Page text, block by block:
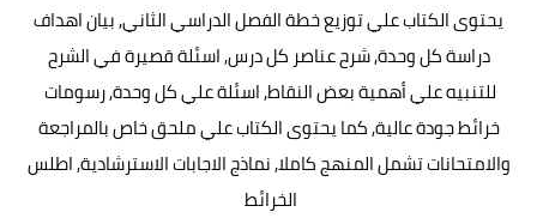
يحتوى الكتاب علي توزيع خطة الفصل الدراسي الثاني, بيان اهداف
دراسة كل وحدة, شرح عناصر كل درس, اسئلة قصيرة في الشرح
للتنبيه علي أهمية بعض النقاط, اسئلة علي كل وحدة, رسومات
خرائط جودة عالية, كما يحتوى الكتاب علي ملحق خاص بالمراجعة
والامتحانات تشمل المنهج كاملا, نماذج الاجابات الاسترشادية, اطلس
الخرائط